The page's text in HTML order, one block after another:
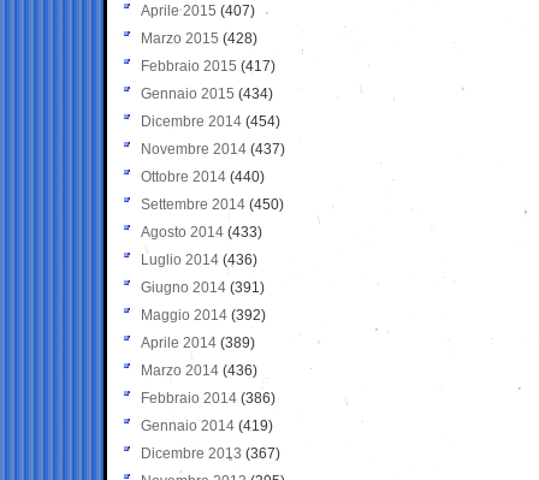
Aprile 2015 (407)
Marzo 2015 (428)
Febbraio 2015 (417)
Gennaio 2015 (434)
Dicembre 2014 (454)
Novembre 2014 (437)
Ottobre 2014 (440)
Settembre 2014 (450)
Agosto 2014 (433)
Luglio 2014 (436)
Giugno 2014 (391)
Maggio 2014 (392)
Aprile 2014 (389)
Marzo 2014 (436)
Febbraio 2014 (386)
Gennaio 2014 (419)
Dicembre 2013 (367)